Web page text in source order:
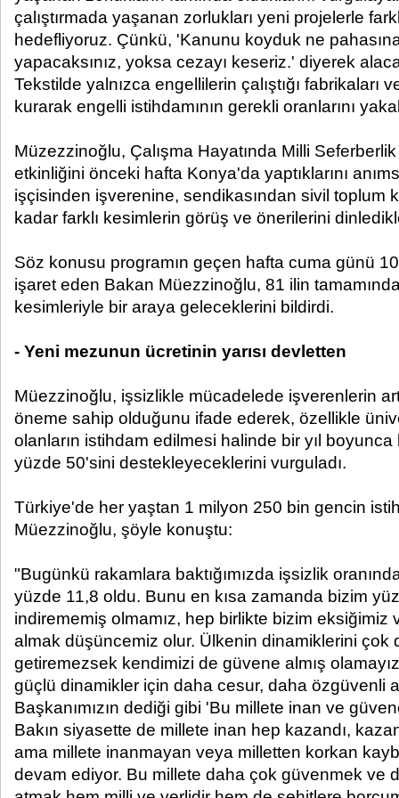
çalıştırmada yaşanan zorlukları yeni projelerle
hedefliyoruz. Çünkü, 'Kanunu koyduk ne
yapacaksınız, yoksa cezayı keseriz.' diyerek
Tekstilde yalnızca engellilerin çalıştığı fabrikaları
kurarak engelli istihdamının gerekli oranlarını
Müzezzinoğlu, Çalışma Hayatında Milli Seferberlik
etkinliğini önceki hafta Konya'da yaptıklarını
işçisinden işverenine, sendikasından sivil toplum
kadar farklı kesimlerin görüş ve önerilerini
Söz konusu programın geçen hafta cuma günü 10
işaret eden Bakan Müezzinoğlu, 81 ilin
kesimleriyle bir araya geleceklerini bildirdi.
- Yeni mezunun ücretinin yarısı devletten
Müezzinoğlu, işsizlikle mücadelede işverenlerin
öneme sahip olduğunu ifade ederek, özellikle
olanların istihdam edilmesi halinde bir yıl boyunca
yüzde 50'sini destekleyeceklerini vurguladı.
Türkiye'de her yaştan 1 milyon 250 bin gencin
Müezzinoğlu, şöyle konuştu:
"Bugünkü rakamlara baktığımızda işsizlik
yüzde 11,8 oldu. Bunu en kısa zamanda bizim
indirememiş olmamız, hep birlikte bizim
almak düşüncemiz olur. Ülkenin dinamiklerini çok
getiremezsek kendimizi de güvene almış
güçlü dinamikler için daha cesur, daha özgüvenli
Başkanımızın dediği gibi 'Bu millete inan ve
Bakın siyasette de millete inan hep kazandı,
ama millete inanmayan veya milletten korkan
devam ediyor. Bu millete daha çok güvenmek ve